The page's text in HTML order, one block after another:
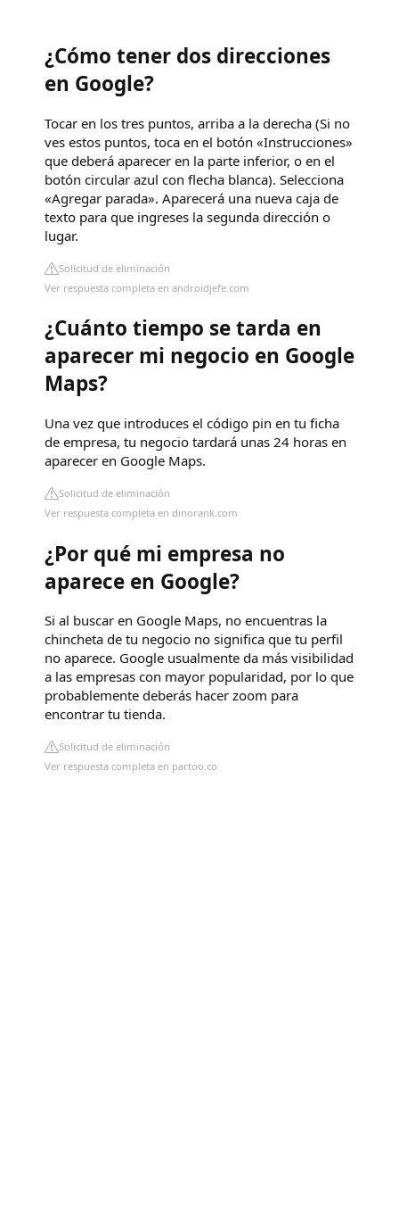
¿Cómo tener dos direcciones
en Google?
Tocar en los tres puntos, arriba a la derecha (Si no
ves estos puntos, toca en el botón «Instrucciones»
que deberá aparecer en la parte inferior, o en el
botón circular azul con flecha blanca). Selecciona
«Agregar parada». Aparecerá una nueva caja de
texto para que ingreses la segunda dirección o
lugar.
Solicitud de eliminación
Ver respuesta completa en androidjefe.com
¿Cuánto tiempo se tarda en
aparecer mi negocio en Google
Maps?
Una vez que introduces el código pin en tu ficha
de empresa, tu negocio tardará unas 24 horas en
aparecer en Google Maps.
Solicitud de eliminación
Ver respuesta completa en dinorank.com
¿Por qué mi empresa no
aparece en Google?
Si al buscar en Google Maps, no encuentras la
chincheta de tu negocio no significa que tu perfil
no aparece. Google usualmente da más visibilidad
a las empresas con mayor popularidad, por lo que
probablemente deberás hacer zoom para
encontrar tu tienda.
Solicitud de eliminación
Ver respuesta completa en partoo.co